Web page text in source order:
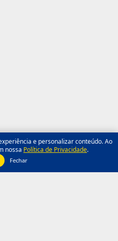
e personalizar conteúdo. Ao
nossa Política de Privacidade.
Fechar